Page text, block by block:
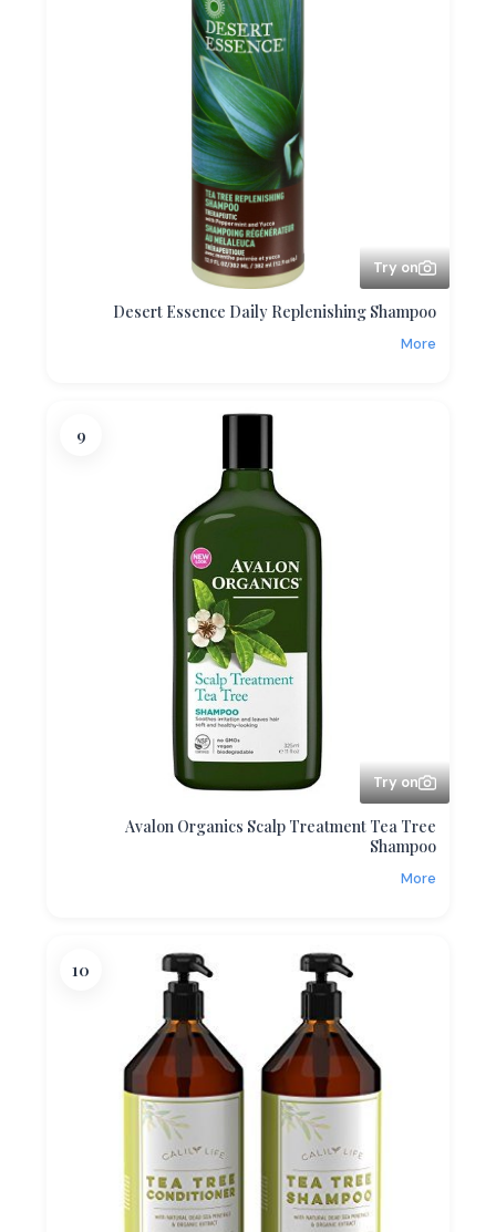
Try on
Desert Essence Daily Replenishing Shampoo
More
9
Try on
Avalon Organics Scalp Treatment Tea Tree
Shampoo
More
10